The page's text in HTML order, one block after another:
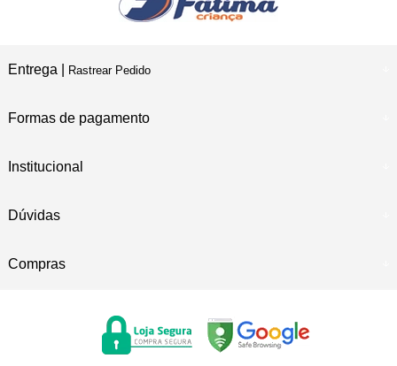
Entrega | Rastrear Pedido
Formas de pagamento
Institucional
Dúvidas
Compras